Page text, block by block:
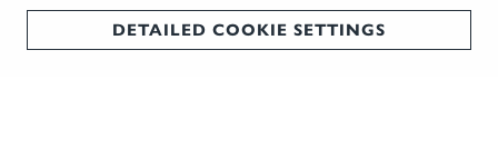
DETAILED COOKIE SETTINGS